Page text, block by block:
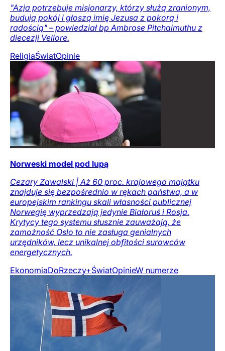
"Azja potrzebuje misjonarzy, którzy służą zranionym,
budują pokój i głoszą imię Jezusa z pokorą i
radością" – powiedział bp Ambrose Pitchaimuthu z
diecezji Vellore.
ReligiaŚwiatOpinie
Norweski model pod lupą
Cezary Zawalski | Aż 60 proc. krajowego majątku
znajduje się bezpośrednio w rękach państwa, a w
europejskim rankingu skali własności publicznej
Norwegię wyprzedzają jedynie Białoruś i Rosja.
Krytycy tego systemu słusznie zauważają, że
zamożność Oslo to nie zasługa genialnych
urzędników, lecz unikalnej obfitości surowców
energetycznych.
EkonomiaDoRzeczy+ŚwiatOpinieW numerze